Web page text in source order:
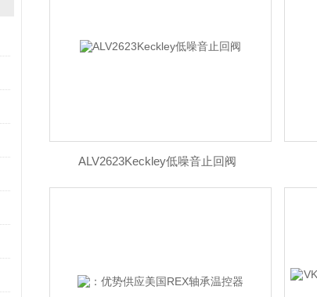
ALV2623Keckley低噪音止回阀